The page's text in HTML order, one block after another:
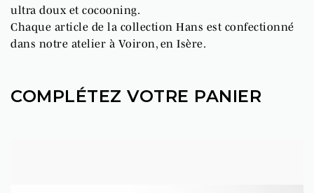
ultra doux et cocooning.
Chaque article de la collection Hans est confectionné
dans notre atelier à Voiron, en Isère.
COMPLÉTEZ VOTRE PANIER